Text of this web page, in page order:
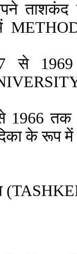
ताशकंद
1969
तक
के रूप में